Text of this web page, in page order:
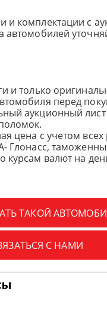
и комплектации с
автомобилей
и только
перед
аукционный лист
цена с учетом
Глонасс,
курсам валют на
ТАКОЙ
С НАМИ